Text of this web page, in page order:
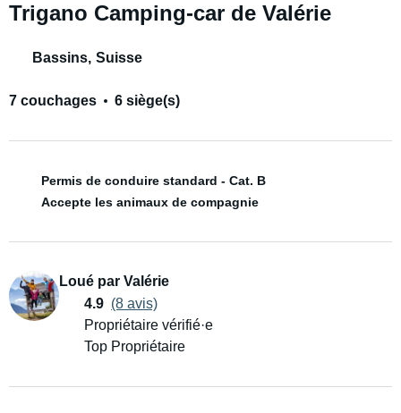
Trigano Camping-car de Valérie
Bassins, Suisse
7 couchages 6 siège(s)
Permis de conduire standard - Cat. B
Accepte les animaux de compagnie
Loué par Valérie
4.9 (8 avis)
Propriétaire vérifié·e
Top Propriétaire